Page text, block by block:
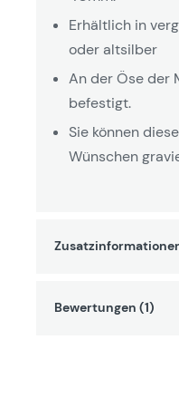
Erhältlich in
oder altsilber
An der Öse der
befestigt.
Sie können
Wünschen
Bewertungen (1)